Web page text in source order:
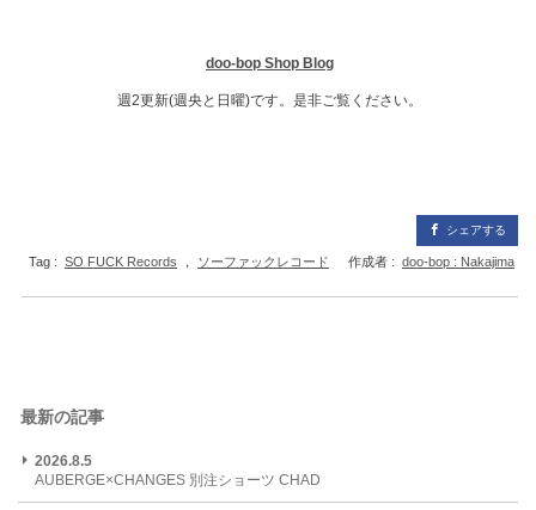
doo-bop Shop Blog
週2更新(週央と日曜)です。是非ご覧ください。
シェアする
Tag : SO FUCK Records ， ソーファックレコード 作成者 : doo-bop : Nakajima
最新の記事
2026.8.5
AUBERGE×CHANGES 別注ショーツ CHAD